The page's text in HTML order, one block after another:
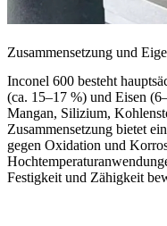
Zusammensetzung und
Inconel 600 besteht
(ca. 15–17 %) und Eisen
Mangan, Silizium,
Zusammensetzung bietet
gegen Oxidation und
Festigkeit und Zähigkeit